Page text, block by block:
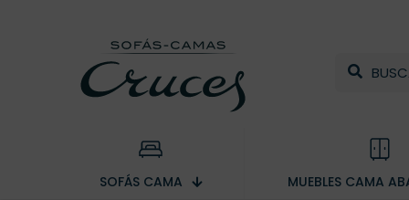
SOFÁS CAMA MUEBLES CAMA